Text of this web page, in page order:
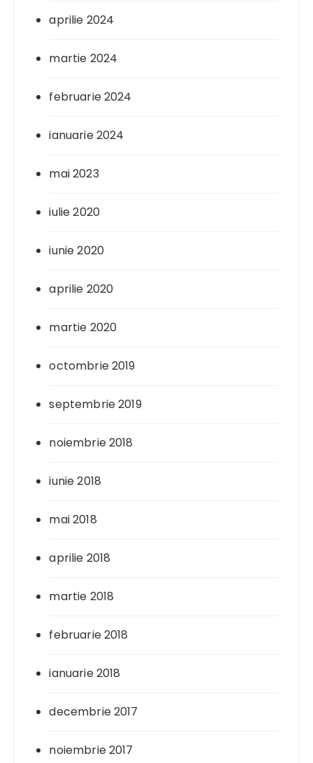
aprilie 2024
martie 2024
februarie 2024
ianuarie 2024
mai 2023
iulie 2020
iunie 2020
aprilie 2020
martie 2020
octombrie 2019
septembrie 2019
noiembrie 2018
iunie 2018
mai 2018
aprilie 2018
martie 2018
februarie 2018
ianuarie 2018
decembrie 2017
noiembrie 2017